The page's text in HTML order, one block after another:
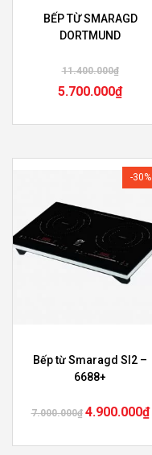
BẾP TỪ SMARAGD
DORTMUND
11.400.000₫
5.700.000₫
-30%
Bếp từ Smaragd SI2 –
6688+
7.000.000₫ 4.900.000₫